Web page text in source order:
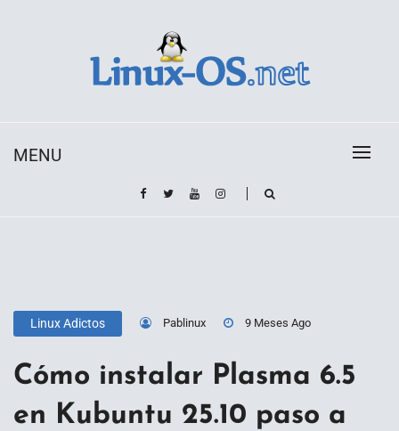
MENU
Linux Adictos Pablinux 9 Meses Ago
Cómo instalar Plasma 6.5
en Kubuntu 25.10 paso a